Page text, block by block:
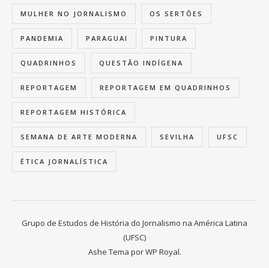
MULHER NO JORNALISMO OS SERTÕES
PANDEMIA PARAGUAI PINTURA
QUADRINHOS QUESTÃO INDÍGENA
REPORTAGEM REPORTAGEM EM QUADRINHOS
REPORTAGEM HISTÓRICA
SEMANA DE ARTE MODERNA SEVILHA UFSC
ÉTICA JORNALÍSTICA
Grupo de Estudos de História do Jornalismo na América Latina
(UFSC)
Ashe Tema porWP Royal.